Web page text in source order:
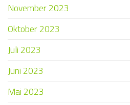
November 2023
Oktober 2023
Juli 2023
Juni 2023
Mai 2023